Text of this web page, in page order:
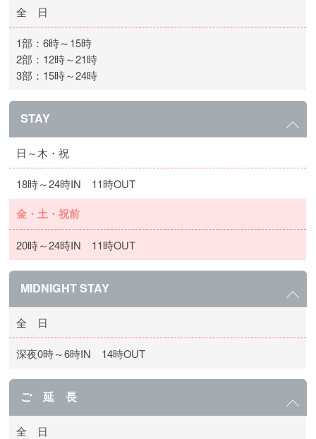
全 日
1部：6時～15時
2部：12時～21時
3部：15時～24時
STAY
日～木・祝
18時～24時IN 11時OUT
金・土・祝前
20時～24時IN 11時OUT
MIDNIGHT STAY
全 日
深夜0時～6時IN 14時OUT
ご 延 長
全 日